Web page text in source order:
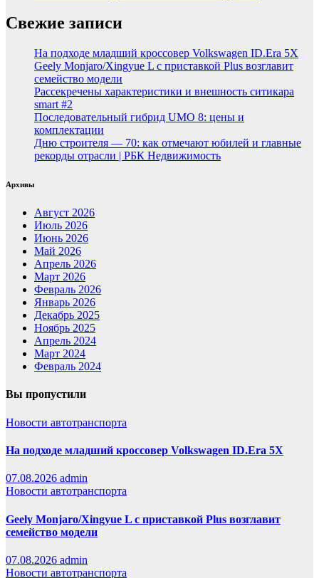
Свежие записи
На подходе младший кроссовер Volkswagen ID.Era 5X
Geely Monjaro/Xingyue L с приставкой Plus возглавит
семейство модели
Рассекречены характеристики и внешность ситикара
smart #2
Последовательный гибрид UMO 8: цены и
комплектации
Дню строителя — 70: как отмечают юбилей и главные
рекорды отрасли | РБК Недвижимость
Архивы
Август 2026
Июль 2026
Июнь 2026
Май 2026
Апрель 2026
Март 2026
Февраль 2026
Январь 2026
Декабрь 2025
Ноябрь 2025
Апрель 2024
Март 2024
Февраль 2024
Вы пропустили
Новости автотранспорта
На подходе младший кроссовер Volkswagen ID.Era 5X
07.08.2026 admin
Новости автотранспорта
Geely Monjaro/Xingyue L с приставкой Plus возглавит
семейство модели
07.08.2026 admin
Новости автотранспорта